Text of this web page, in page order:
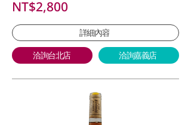
NT$2,800
詳細內容
洽詢台北店 洽詢嘉義店